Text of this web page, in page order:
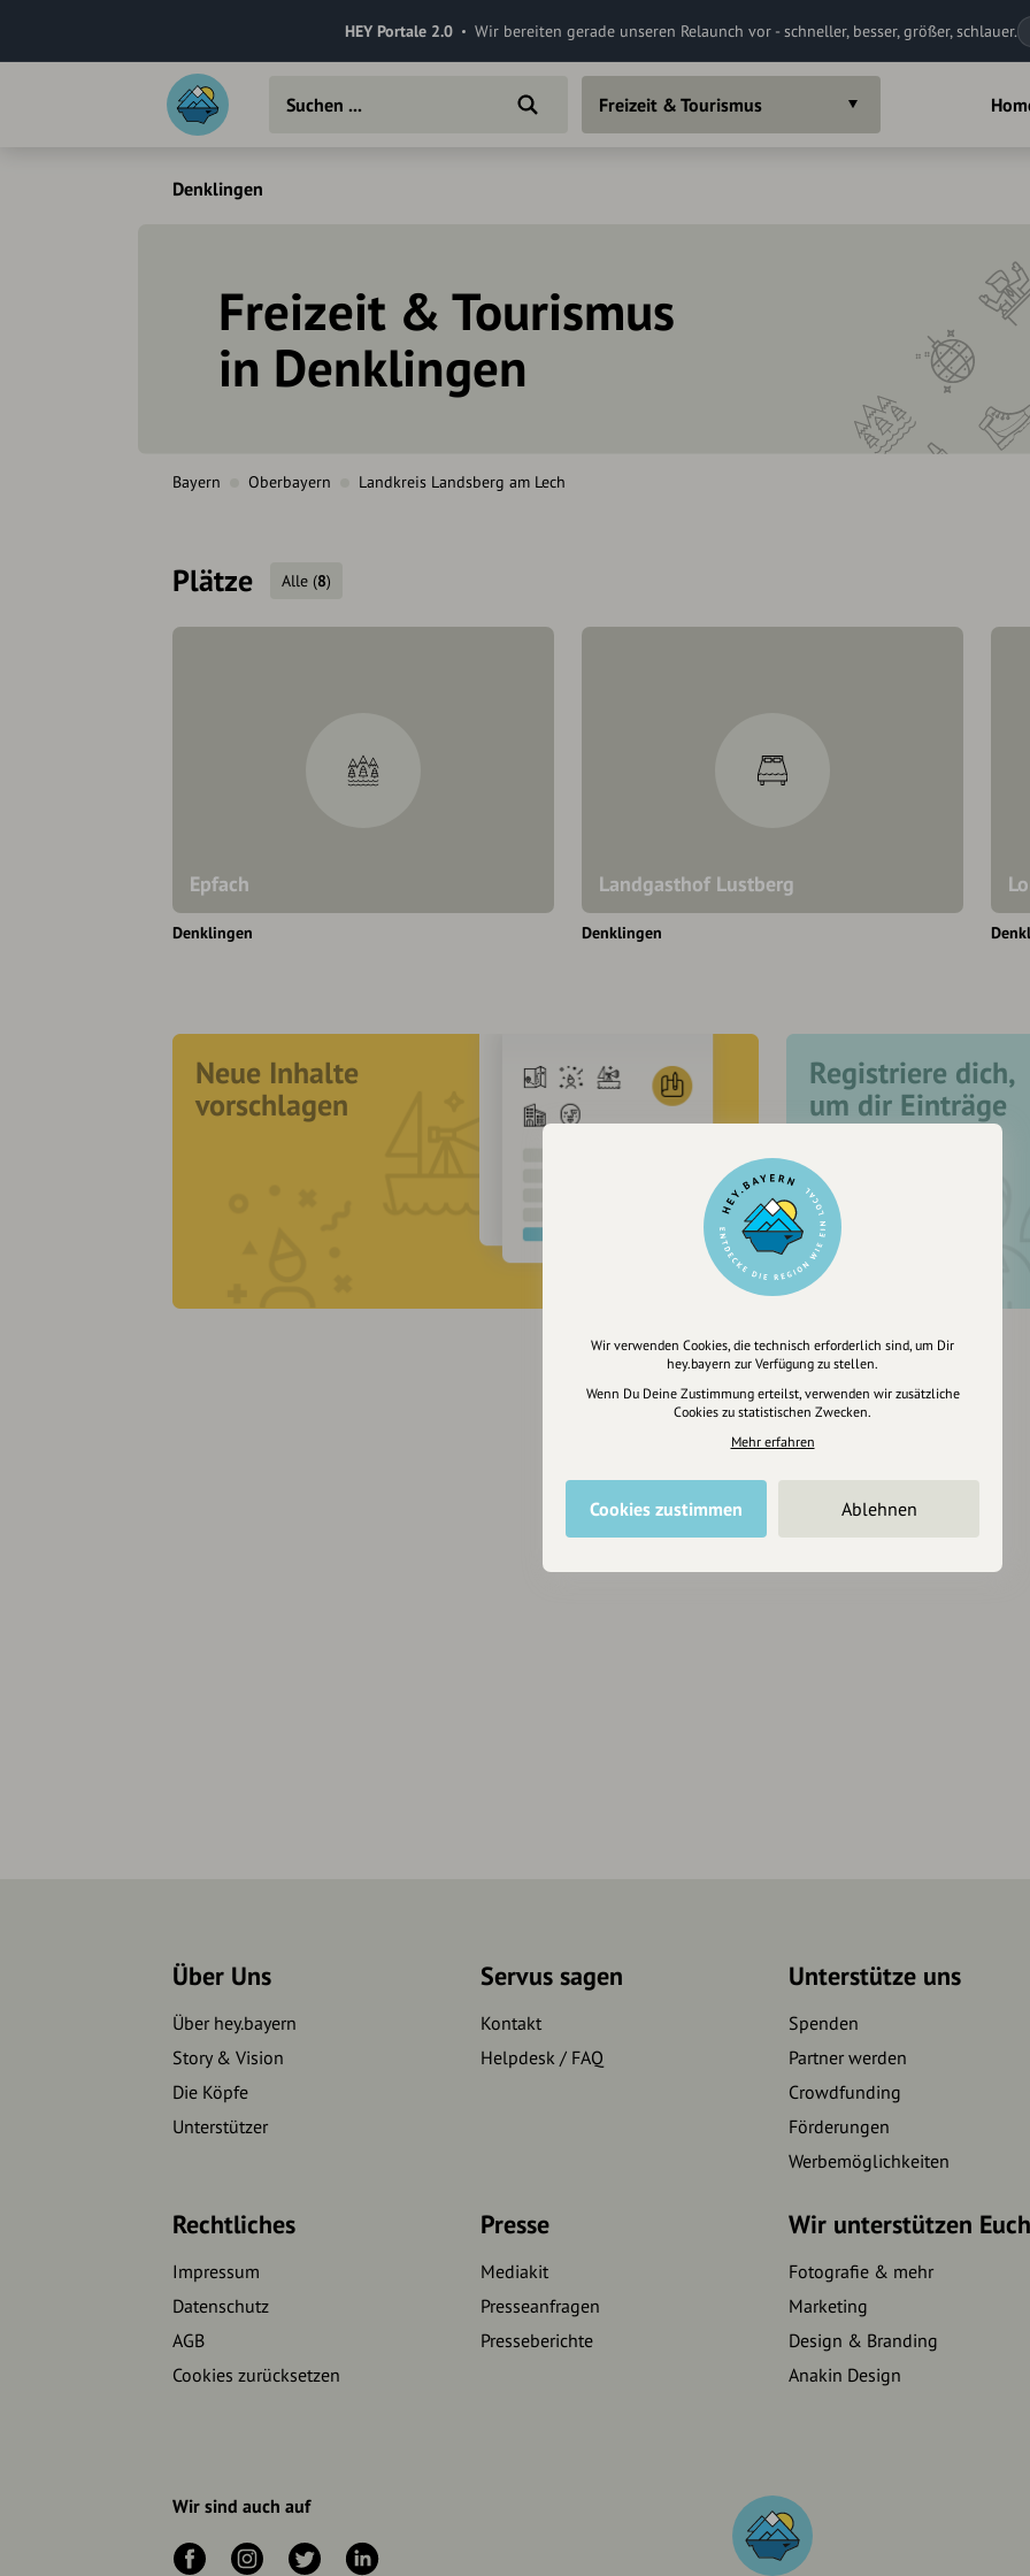
HEY Portale 2.0 Wir bereiten gerade unseren Relaunch vor - schneller, besser, größer, schlauer.
Freizeit & Tourismus
Denklingen
Freizeit & Tourismus
in Denklingen
Bayern Oberbayern Landkreis Landsberg am Lech
Plätze Alle (8)
Epfach
Denklingen
Landgasthof Lustberg
Denklingen
Neue Inhalte
vorschlagen
Registriere dich,
um dir Einträge
Über Uns
Über hey.bayern
Story & Vision
Die Köpfe
Unterstützer
Servus sagen
Kontakt
Helpdesk / FAQ
Unterstütze uns
Spenden
Partner werden
Crowdfunding
Förderungen
Werbemöglichkeiten
Rechtliches
Impressum
Datenschutz
AGB
Cookies zurücksetzen
Presse
Mediakit
Presseanfragen
Presseberichte
Wir unterstützen Euch
Fotografie & mehr
Marketing
Design & Branding
Anakin Design
Wir sind auch auf
Wir verwenden Cookies, die technisch erforderlich sind, um Dir
hey.bayern zur Verfügung zu stellen.
Wenn Du Deine Zustimmung erteilst, verwenden wir zusätzliche
Cookies zu statistischen Zwecken.
Mehr erfahren
Cookies zustimmen Ablehnen